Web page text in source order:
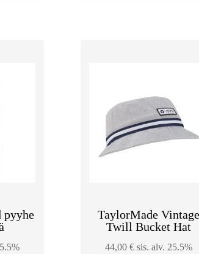
pyyhe
TaylorMade
Twill Bucket Hat
44,00€ sis. alv. 25.5%